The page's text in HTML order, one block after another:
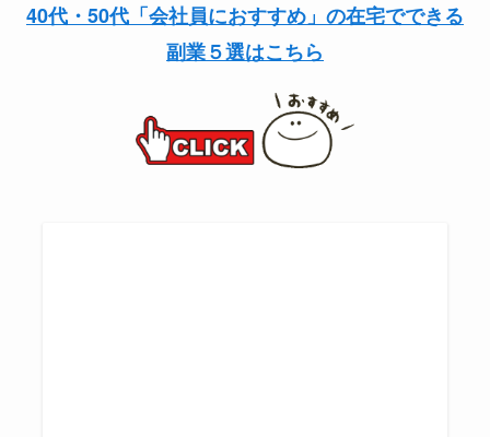
40代・50代「会社員におすすめ」の在宅でできる
副業５選はこちら